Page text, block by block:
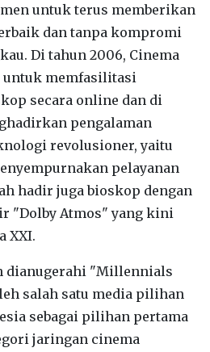
untuk terus memberikan
dan tanpa kompromi
Di tahun 2006, Cinema
memfasilitasi
secara online dan di
pengalaman
revolusioner, yaitu
pelayanan
hadir juga bioskop dengan
"Dolby Atmos" yang kini
XXI.
dianugerahi "Millennials
salah satu media pilihan
sebagai pilihan pertama
jaringan cinema